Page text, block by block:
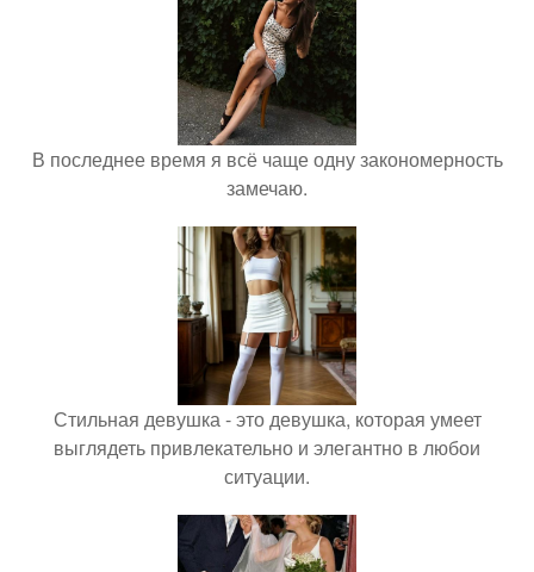
В последнее время я всё чаще одну закономерность
замечаю.
Стильная девушка - это девушка, которая умеет
выглядеть привлекательно и элегантно в любои
ситуации.